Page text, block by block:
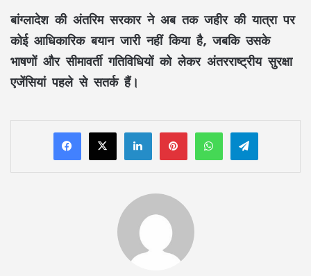
बांग्लादेश की अंतरिम सरकार ने अब तक जहीर की यात्रा पर
कोई आधिकारिक बयान जारी नहीं किया है, जबकि उसके
भाषणों और सीमावर्ती गतिविधियों को लेकर अंतरराष्ट्रीय सुरक्षा
एजेंसियां पहले से सतर्क हैं।
LinkedInPinterestWhatsAppTelegram